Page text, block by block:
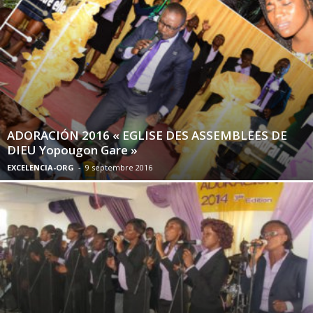
ADORACIÓN 2016 « EGLISE DES ASSEMBLEES DE
DIEU Yopougon Gare »
EXCELENCIA-ORG - 9 septembre 2016